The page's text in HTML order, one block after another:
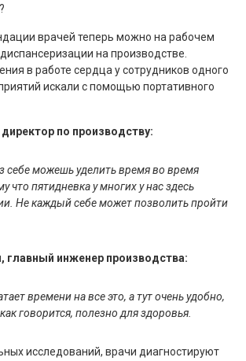
врачей теперь можно на рабочем
на производстве.
в работе сердца у сотрудников одного
искали с помощью портативного
по производству:
себе можешь уделить время во время
что пятидневка у многих у нас здесь
Не каждый себе может позволить пройти
главный инженер производства:
времени на все это, а тут очень удобно,
говорится, полезно для здоровья.
исследований, врачи диагностируют